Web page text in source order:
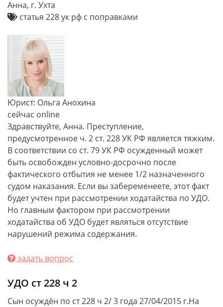
Анна, г. Ухта
статья 228 ук рф с поправками
Юрист: Ольга Анохина
сейчас online
Здравствуйте, Анна. Преступление,
предусмотренное ч. 2 ст. 228 УК РФ является тяжким.
В соответствии со ст. 79 УК РФ осужденный может
быть освобожден условно-досрочно после
фактического отбытия не менее 1/2 назначенного
судом наказания. Если вы забеременеете, этот факт
будет учтен при рассмотрении ходатайства по УДО.
Но главным фактором при рассмотрении
ходатайства об УДО будет являться отсутствие
нарушений режима содержания.
задать вопрос
УДО ст 228 ч 2
Сын осуждён по ст 228 ч 2/ 3 года 27/04/2015 г.На